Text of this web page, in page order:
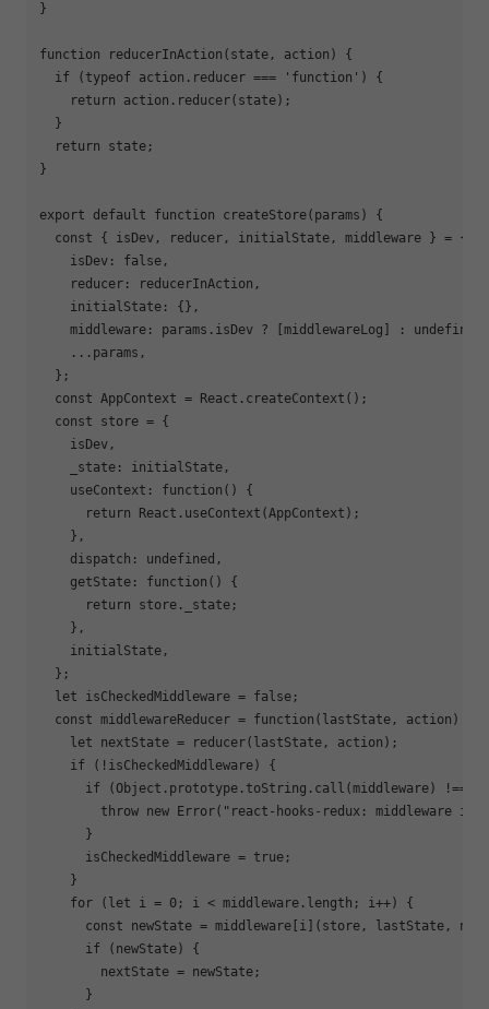
}
function reducerInAction ( state, action ) {
if ( typeof action.reducer === 'function' ) {
return action.reducer(state);
  }
return state;
}
export default function createStore( params ) {
const { isDev, reducer, initialState, middleware } = {
isDev : false ,
reducer : reducerInAction,
initialState : {},
middleware : params.isDev ? [middlewareLog] : undefined
    ...params,
  };
const AppContext = React.createContext();
const store = {
    isDev,
_state : initialState,
useContext : function ( ) {
return React.useContext(AppContext);
    },
dispatch : undefined ,
getState : function ( ) {
return store._state;
    },
    initialState,
  };
let isCheckedMiddleware = false ;
const middlewareReducer = function ( lastState, action )
let nextState = reducer(lastState, action);
if (!isCheckedMiddleware) {
if (Object .prototype.toString.call(middleware) !==
throw new Error( "react-hooks-redux: middleware
      }
      isCheckedMiddleware =
true ;
    }
for ( let i = 0 ; i < middleware.length; i++) {
const newState = middleware[i](store, lastState,
if (newState) {
        nextState = newState;
      }